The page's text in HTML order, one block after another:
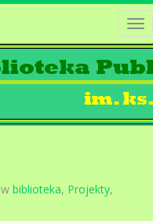
w biblioteka, Projekty,